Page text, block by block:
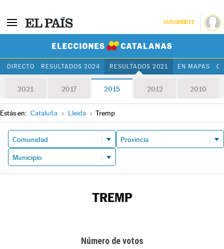
SUSCRÍBETE
DIRECTO RESULTADOS 2024 RESULTADOS 2021 EN MAPAS
2021 2017 2015 2012 2010
Estás en: Cataluña » Lleida » Tremp
TREMP
Número de votos